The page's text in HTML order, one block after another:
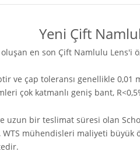
Yeni Çift
en son Çift Namlulu Lens'i
ve çap toleransı genellikle 0,01
çok katmanlı geniş bant,
uzun bir teslimat süresi olan
mühendisleri maliyeti büyük